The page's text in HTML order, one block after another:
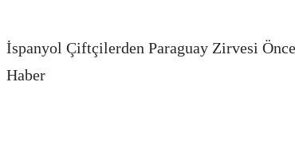
İspanyol Çiftçilerden Paraguay Zirvesi
Haber